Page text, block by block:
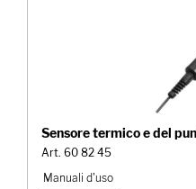
Sensore termico e del
Art. 60 82 45
Manuali d'uso